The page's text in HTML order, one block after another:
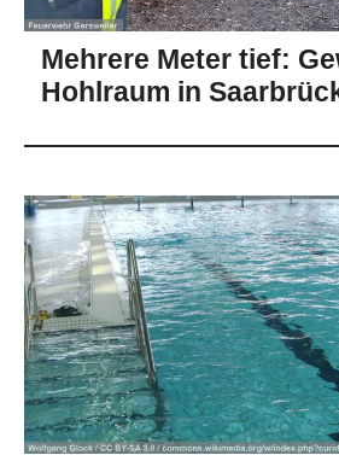
Mehrere Meter tief:
Hohlraum in